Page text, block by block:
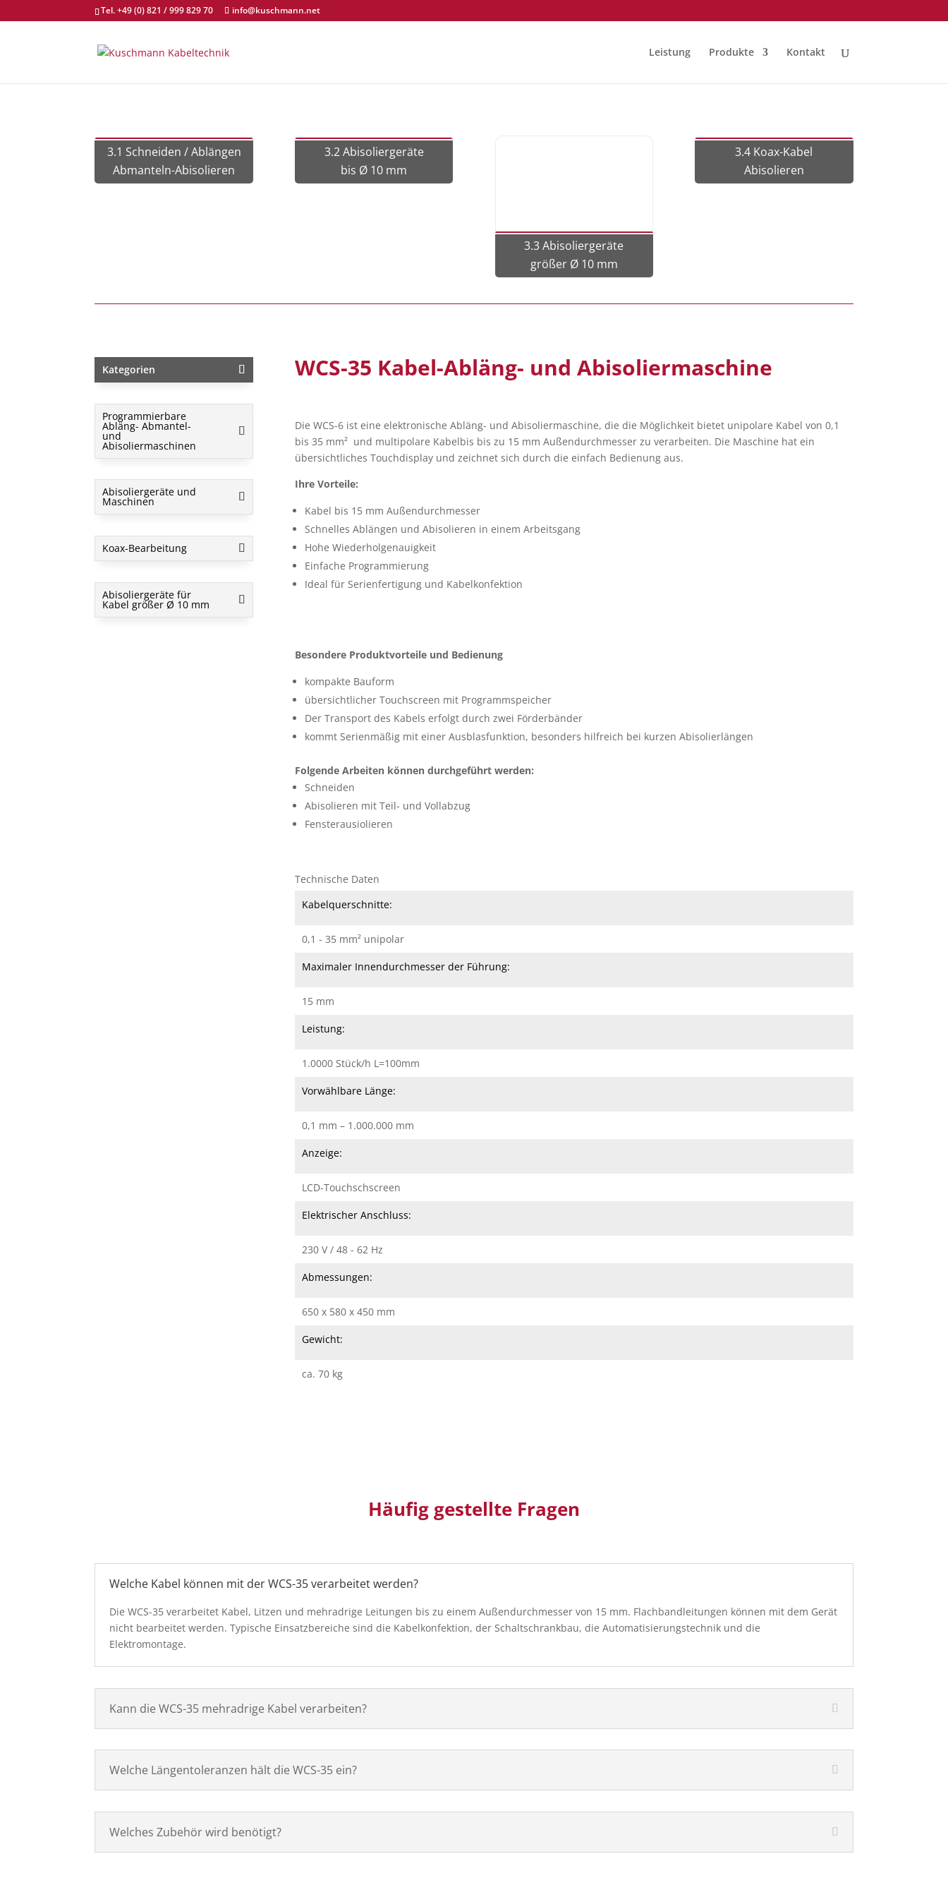
Tel. +49 (0) 821 / 999 829 70 info@kuschmann.net
Leistung Produkte Kontakt
3.1 Schneiden / Ablängen
Abmanteln-Abisolieren
3.2 Abisoliergeräte
bis Ø 10 mm
3.3 Abisoliergeräte
größer Ø 10 mm
3.4 Koax-Kabel
Abisolieren
Kategorien
Programmierbare
Abläng- Abmantel-
und
Abisoliermaschinen
Abisoliergeräte und
Maschinen
Koax-Bearbeitung
Abisoliergeräte für
Kabel größer Ø 10 mm
WCS-35 Kabel-Abläng- und Abisoliermaschine
Die WCS-6 ist eine elektronische Abläng- und Abisoliermaschine, die die Möglichkeit bietet unipolare Kabel von 0,1
bis 35 mm² und multipolare Kabelbis bis zu 15 mm Außendurchmesser zu verarbeiten. Die Maschine hat ein
übersichtliches Touchdisplay und zeichnet sich durch die einfach Bedienung aus.
Ihre Vorteile:
Kabel bis 15 mm Außendurchmesser
Schnelles Ablängen und Abisolieren in einem Arbeitsgang
Hohe Wiederholgenauigkeit
Einfache Programmierung
Ideal für Serienfertigung und Kabelkonfektion
Besondere Produktvorteile und Bedienung
kompakte Bauform
übersichtlicher Touchscreen mit Programmspeicher
Der Transport des Kabels erfolgt durch zwei Förderbänder
kommt Serienmäßig mit einer Ausblasfunktion, besonders hilfreich bei kurzen Abisolierlängen
Folgende Arbeiten können durchgeführt werden:
Schneiden
Abisolieren mit Teil- und Vollabzug
Fensterausiolieren
Technische Daten
Kabelquerschnitte:
0,1 - 35 mm² unipolar
Maximaler Innendurchmesser der Führung:
15 mm
Leistung:
1.0000 Stück/h L=100mm
Vorwählbare Länge:
0,1 mm – 1.000.000 mm
Anzeige:
LCD-Touchschscreen
Elektrischer Anschluss:
230 V / 48 - 62 Hz
Abmessungen:
650 x 580 x 450 mm
Gewicht:
ca. 70 kg
Häufig gestellte Fragen
Welche Kabel können mit der WCS-35 verarbeitet werden?
Die WCS-35 verarbeitet Kabel, Litzen und mehradrige Leitungen bis zu einem Außendurchmesser von 15 mm. Flachbandleitungen können mit dem Gerät
nicht bearbeitet werden. Typische Einsatzbereiche sind die Kabelkonfektion, der Schaltschrankbau, die Automatisierungstechnik und die
Elektromontage.
Kann die WCS-35 mehradrige Kabel verarbeiten?
Welche Längentoleranzen hält die WCS-35 ein?
Welches Zubehör wird benötigt?